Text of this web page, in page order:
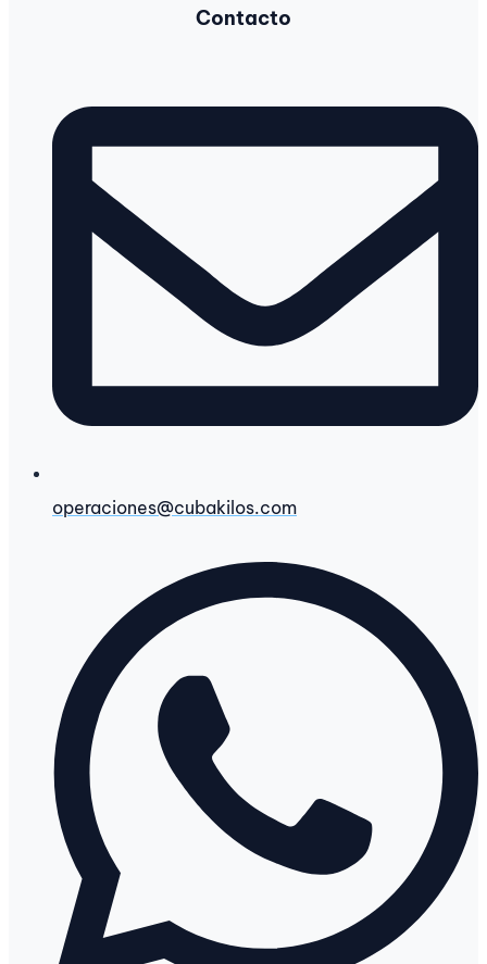
Contacto
operaciones@cubakilos.com